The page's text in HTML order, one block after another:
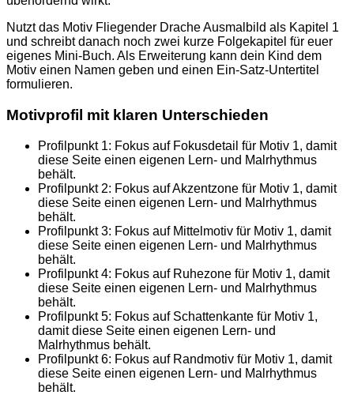
Nutzt das Motiv Fliegender Drache Ausmalbild als Kapitel 1
und schreibt danach noch zwei kurze Folgekapitel für euer
eigenes Mini-Buch. Als Erweiterung kann dein Kind dem
Motiv einen Namen geben und einen Ein-Satz-Untertitel
formulieren.
Motivprofil mit klaren Unterschieden
Profilpunkt 1: Fokus auf Fokusdetail für Motiv 1, damit
diese Seite einen eigenen Lern- und Malrhythmus
behält.
Profilpunkt 2: Fokus auf Akzentzone für Motiv 1, damit
diese Seite einen eigenen Lern- und Malrhythmus
behält.
Profilpunkt 3: Fokus auf Mittelmotiv für Motiv 1, damit
diese Seite einen eigenen Lern- und Malrhythmus
behält.
Profilpunkt 4: Fokus auf Ruhezone für Motiv 1, damit
diese Seite einen eigenen Lern- und Malrhythmus
behält.
Profilpunkt 5: Fokus auf Schattenkante für Motiv 1,
damit diese Seite einen eigenen Lern- und
Malrhythmus behält.
Profilpunkt 6: Fokus auf Randmotiv für Motiv 1, damit
diese Seite einen eigenen Lern- und Malrhythmus
behält.